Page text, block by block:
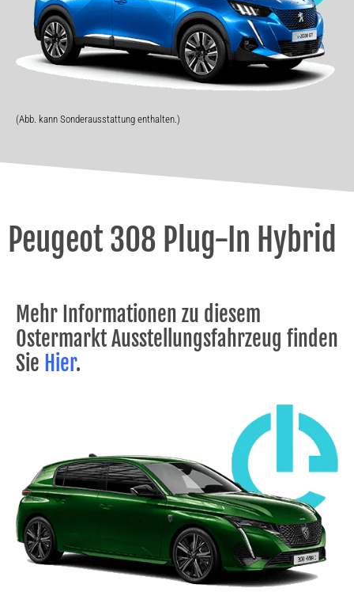
(Abb. kann Sonderausstattung enthalten.)
Peugeot 308 Plug-In Hybrid
Mehr Informationen zu diesem
Ostermarkt Ausstellungsfahrzeug finden
Sie Hier.